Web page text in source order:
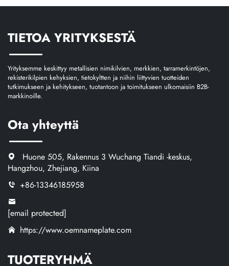
TIETOA YRITYKSESTÄ
Yrityksemme keskittyy metallisien nimikilvien, merkkien, tarramerkintöjen,
rekisterikilpien kehyksien, tietokyltten ja niihin liittyvien tuotteiden
tutkimukseen ja kehitykseen, tuotantoon ja toimitukseen ulkomaisiin B2B-
markkinoille.
Ota yhteyttä
Huone 505, Rakennus 3 Wuchang Tiandi -keskus,
Hangzhou, Zhejiang, Kiina
+86-13346185958
[email protected]
https://www.oemnameplate.com
TUOTERYHMÄ